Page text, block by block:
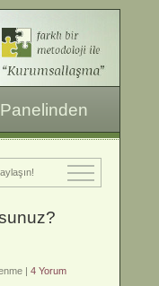
| 4 Yorum